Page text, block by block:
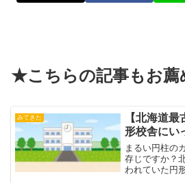
★こちらの記事もお
みてきた
【北海道
形校舎にい
まるい円柱の
存じですか？
われていた円